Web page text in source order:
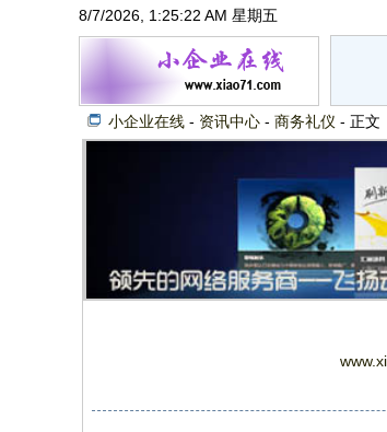
8/7/2026, 1:25:23 AM 星期五
小企业在线 - 资讯中心 - 商务礼仪 - 正文